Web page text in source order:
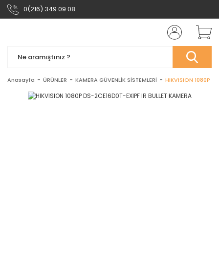
0(216) 349 09 08
Anasayfa ÜRÜNLER KAMERA GÜVENLİK SİSTEMLERİ HIKVISION 1080P